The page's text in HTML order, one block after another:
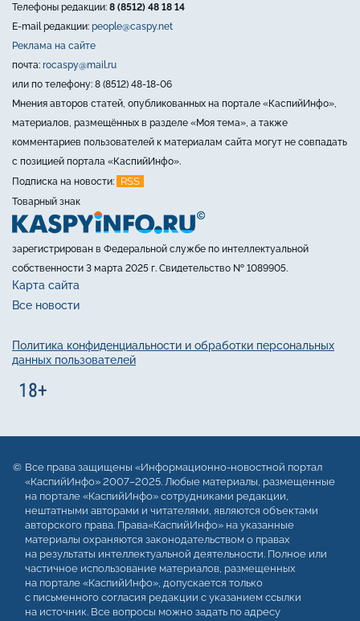
Телефоны редакции: 8 (8512) 48 18 14
E-mail редакции: people@caspy.net
Реклама на сайте
почта: rocaspy@mail.ru
или по телефону: 8 (8512) 48-18-06
Мнения авторов статей, опубликованных на портале «КаспийИнфо»,
материалов, размещённых в разделе «Моя тема», а также
комментариев пользователей к материалам сайта могут не совпадать
с позицией портала «КаспийИнфо».
Подписка на новости:
RSS
Товарный знак
зарегистрирован в Федеральной службе по интеллектуальной
собственности 3 марта 2025 г. Свидетельство № 1089905.
Карта сайта
Все новости
Политика конфиденциальности и обработки персональных
данных пользователей
Все права защищены «Информационно-новостной портал
«КаспийИнфо» 2007–2025. Любые материалы, размещенные
на портале «КаспийИнфо» сотрудниками редакции,
нештатными авторами и читателями, являются объектами
авторского права. Права«КаспийИнфо» на указанные
материалы охраняются законодательством о правах
на результаты интеллектуальной деятельности. Полное или
частичное использование материалов, размещенных
на портале «КаспийИнфо», допускается только
с письменного согласия редакции с указанием ссылки
на источник. Все вопросы можно задать по адресу